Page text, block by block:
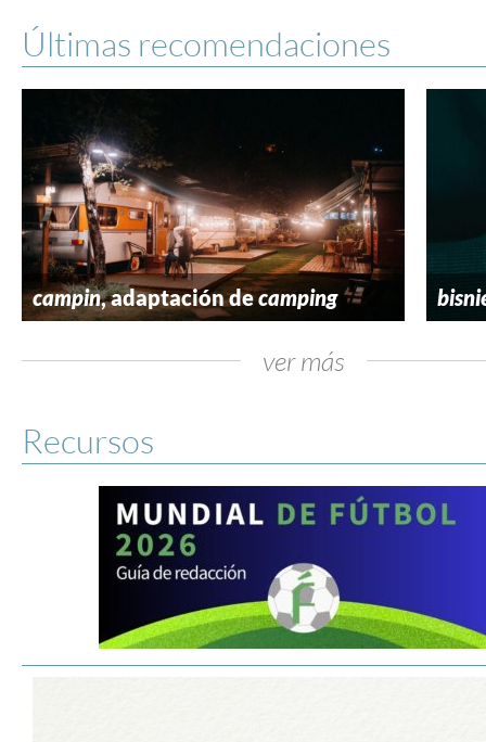
Últimas recomendaciones
campin, adaptación decamping
ver más
Recursos